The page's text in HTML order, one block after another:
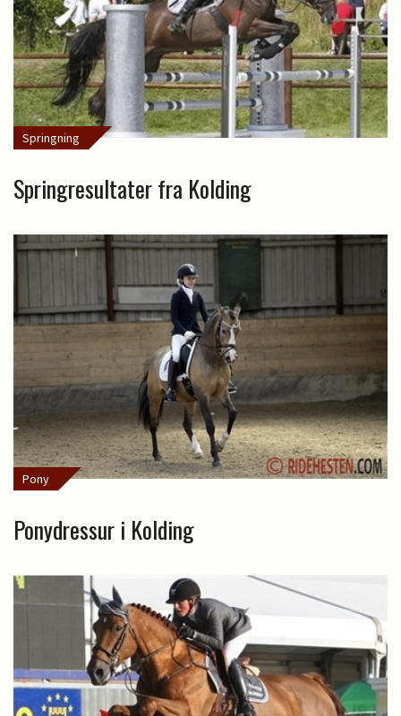
Springning
Springresultater fra Kolding
Pony
Ponydressur i Kolding